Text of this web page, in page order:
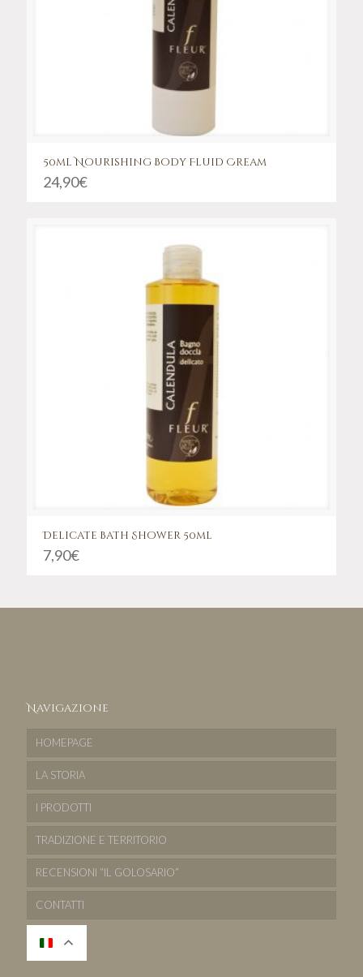
50ml Nourishing Body Fluid Cream
24,90€
Delicate Bath Shower 50ml
7,90€
Navigazione
HOMEPAGE
LA STORIA
I PRODOTTI
TRADIZIONE E TERRITORIO
RECENSIONI “IL GOLOSARIO”
CONTATTI